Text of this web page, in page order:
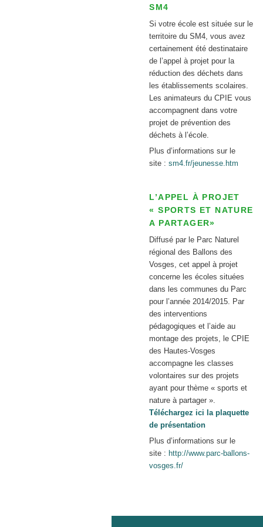
SM4
Si votre école est située sur le
territoire du SM4, vous avez
certainement été destinataire
de l’appel à projet pour la
réduction des déchets dans
les établissements scolaires.
Les animateurs du CPIE vous
accompagnent dans votre
projet de prévention des
déchets à l’école.
Plus d’informations sur le
site :sm4.fr/jeunesse.htm
L’APPEL À PROJET
« SPORTS ET NATURE
A PARTAGER»
Diffusé par le Parc Naturel
régional des Ballons des
Vosges, cet appel à projet
concerne les écoles situées
dans les communes du Parc
pour l’année 2014/2015. Par
des interventions
pédagogiques et l’aide au
montage des projets, le CPIE
des Hautes-Vosges
accompagne les classes
volontaires sur des projets
ayant pour thème « sports et
nature à partager ».
Téléchargez ici la plaquette
de présentation
Plus d’informations sur le
site : http://www.parc-ballons-
vosges.fr/